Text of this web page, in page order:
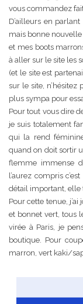
vous commandez
D’ailleurs en
mais bonne
et mes boots
à aller sur le site les
(et le site est
sur le site, n’hésitez
plus sympa pour
Pour tout vous dire
je suis totalement
qui la rend
quand on doit sortir
flemme immense
l’aurez compris
détail important, elle
Pour cette tenue,
et bonnet vert, tous
virée à Paris, je
boutique. Pour
marron, vert kaki/